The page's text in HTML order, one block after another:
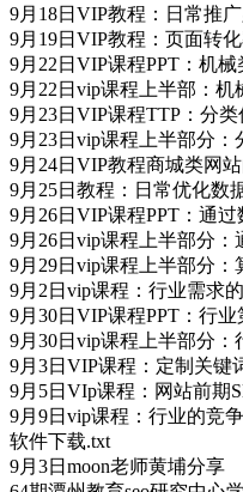
9月18日VIP教程：日常推
9月19日VIP教程：页面转
9月22日VIP课程PPT：机
9月22日vip课程上半部：
9月23日VIP课程TTP：分
9月23日vip课程上半部分
9月24日VIP教程商城类网
9月25日教程：日常优化数
9月26日VIP课程PPT：通
9月26日vip课程上半部分
9月29日vip课程上半部分
9月2日vip课程：行业需求
9月30日VIP课程PPT：行
9月30日vip课程上半部分
9月3日VIP课程：定制关键
9月5日VIp课程：网站前期
9月9日vip课程：行业的竞
软件下载.txt
9月3日moon老师黄埔分享